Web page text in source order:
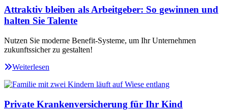
Attraktiv bleiben als Arbeitgeber: So gewinnen und
halten Sie Talente
Nutzen Sie moderne Benefit-Systeme, um Ihr Unternehmen
zukunftssicher zu gestalten!
Weiterlesen
Private Krankenversicherung für Ihr Kind